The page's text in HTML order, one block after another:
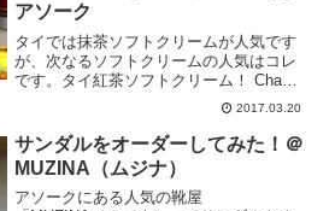
アソーク
タイでは抹茶ソフトクリームが人気です
が、次なるソフトクリームの人気はコレ
です。タイ紅茶ソフトクリーム！ Cha
Tra Mue (チャータームー)こちらはバンコ
クに住んでる人ならほぼ確実に目にした
ことがあるだろう、タイ紅茶の有名チェ
ーン店で...
2017.03.20
サンダルをオーダーしてみた！＠
MUZINA（ムジナ）
アソークにある人気の靴屋